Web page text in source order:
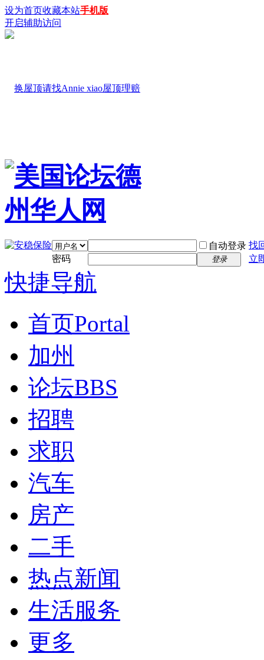
设为首页收藏本站手机版
开启辅助访问
自动登录 找
密码
登录 立
快捷导航
首页Portal
加州
论坛BBS
招聘
求职
汽车
房产
二手
热点新闻
生活服务
更多